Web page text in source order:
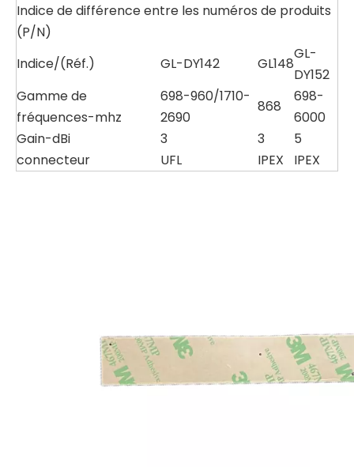
Indice de différence entre les numéros de produits
(P/N)
Indice/(Réf.)
GL-DY142 GL148
GL-
DY152
Gamme de
fréquences-mhz
698-960/1710-
2690
868
698-
6000
Gain-dBi
3 3
5
connecteur
UFL IPEX IPEX